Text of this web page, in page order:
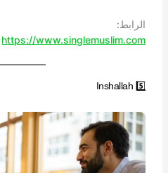
الرابط:
https://www.singlemuslim.com
5️⃣ Inshallah